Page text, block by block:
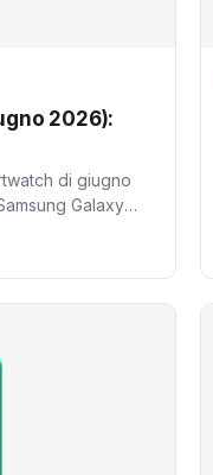
2026):
di giugno
Galaxy